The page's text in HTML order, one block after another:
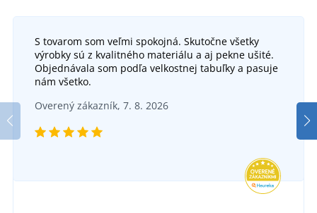
+4
Ležérne dámske tričko Acid Washed
DO 6 DNÍ
v utorok 18. 8.
Dámsky crop top na jedno rameno
8,91 €
S tovarom som veľmi spokojná. Skutočne všetky
výrobky sú z kvalitného materiálu a aj pekne ušité.
Objednávala som podľa velkostnej tabuľky a pasuje
nám všetko.
Overený zákazník, 7. 8. 2026